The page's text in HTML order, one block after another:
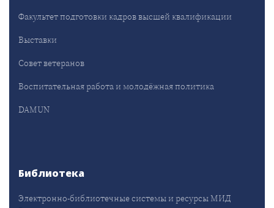
Факультет подготовки кадров высшей квалификации
Выставки
Совет ветеранов
Воспитательная работа и молодёжная политика
DAMUN
Библиотека
Электронно-библиотечные системы и ресурсы МИД